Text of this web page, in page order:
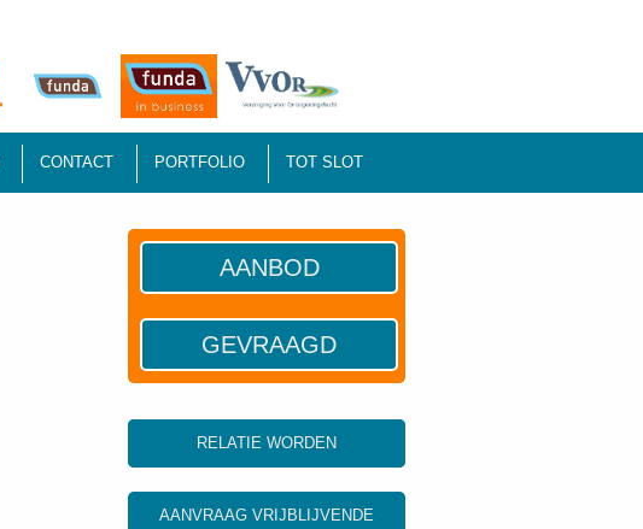
CONTACT PORTFOLIO TOT SLOT
AANBOD
GEVRAAGD
RELATIE WORDEN
AANVRAAG VRIJBLIJVENDE